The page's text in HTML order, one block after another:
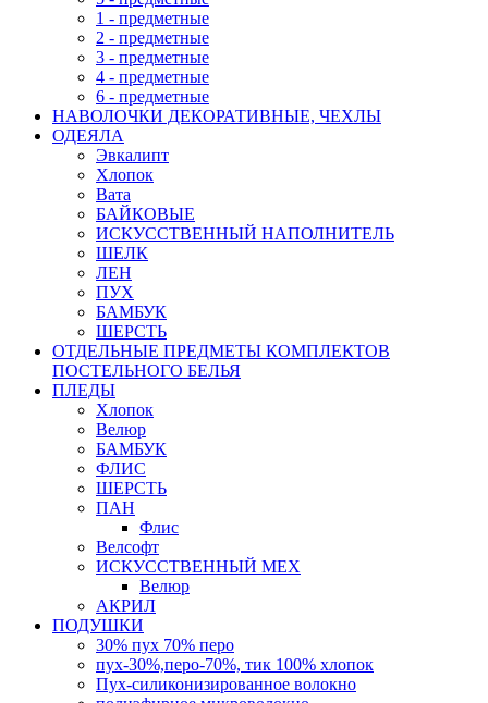
1 - предметные
2 - предметные
3 - предметные
4 - предметные
6 - предметные
НАВОЛОЧКИ ДЕКОРАТИВНЫЕ, ЧЕХЛЫ
ОДЕЯЛА
Эвкалипт
Хлопок
Вата
БАЙКОВЫЕ
ИСКУССТВЕННЫЙ НАПОЛНИТЕЛЬ
ШЕЛК
ЛЕН
ПУХ
БАМБУК
ШЕРСТЬ
ОТДЕЛЬНЫЕ ПРЕДМЕТЫ КОМПЛЕКТОВ
ПОСТЕЛЬНОГО БЕЛЬЯ
ПЛЕДЫ
Хлопок
Велюр
БАМБУК
ФЛИС
ШЕРСТЬ
ПАН
Флис
Велсофт
ИСКУССТВЕННЫЙ МЕХ
Велюр
АКРИЛ
ПОДУШКИ
30% пух 70% перо
пух-30%,перо-70%, тик 100% хлопок
Пух-силиконизированное волокно